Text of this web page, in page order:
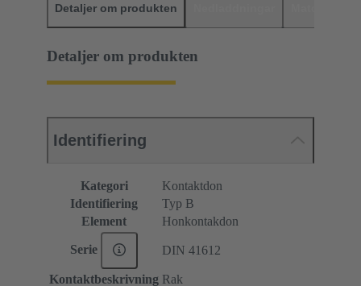
Detaljer om produkten
Detaljer om produkten
Identifiering
Kategori
Kontaktdon
Identifiering
Typ B
Element
Honkontakdon
Serie DIN 41612
Kontaktbeskrivning Rak